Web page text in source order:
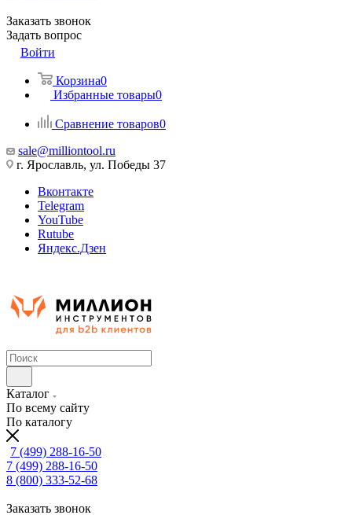
Заказать звонок
Задать вопрос
Войти
Корзина0
Избранные товары0
Сравнение товаров0
sale@milliontool.ru
г. Ярославль, ул. Победы 37
Вконтакте
Telegram
YouTube
Rutube
Яндекс.Дзен
Каталог
По всему сайту
По каталогу
7 (499) 288-16-50
7 (499) 288-16-50
8 (800) 333-52-68
Заказать звонок